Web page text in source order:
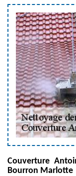
Couverture
Bourron Marlotte